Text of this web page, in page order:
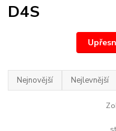
D4S
Nejnovější Nejlevnější